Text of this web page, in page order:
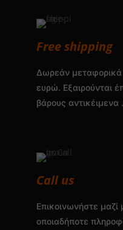
Free shipping
Δωρεάν
ευρώ. Εξαιρούνται
βάρους αντικέιμενα
Call us
Επικοινωνήστε
οποιαδήποτε